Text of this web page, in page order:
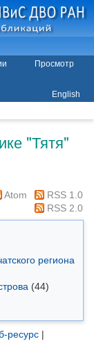
Просмотр
English
"Тятя"
Atom
RSS 1.0
RSS 2.0
региона
(44)
ресурс |